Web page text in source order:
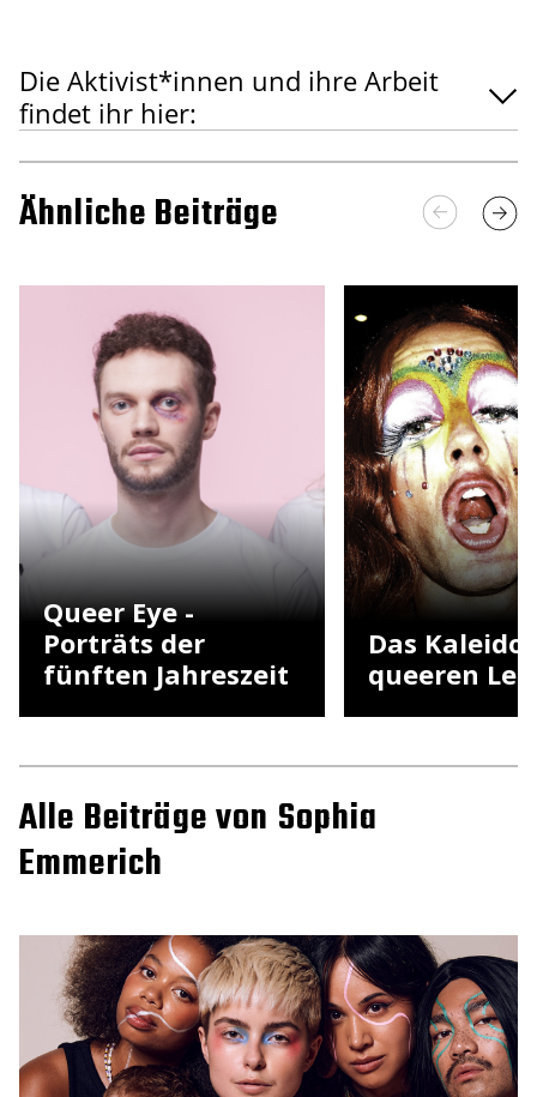
Die Aktivist*innen und ihre Arbeit
findet ihr hier:
Ähnliche Beiträge
Queer Eye -
Porträts der
fünften Jahreszeit
Das
queeren
Alle Beiträge von Sophia
Emmerich